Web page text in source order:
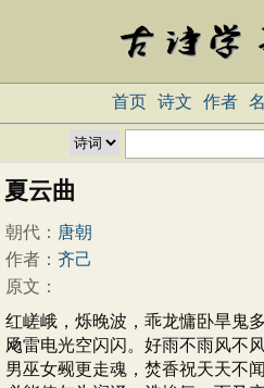
首页 诗文 作者
夏云曲
朝代： 唐朝
作者： 齐己
原文：
红嵯峨，烁晚波，乖龙慵卧旱鬼
飏雷电光空闪闪。好雨不雨风不
男巫女觋更走魂，焚香祝天天不